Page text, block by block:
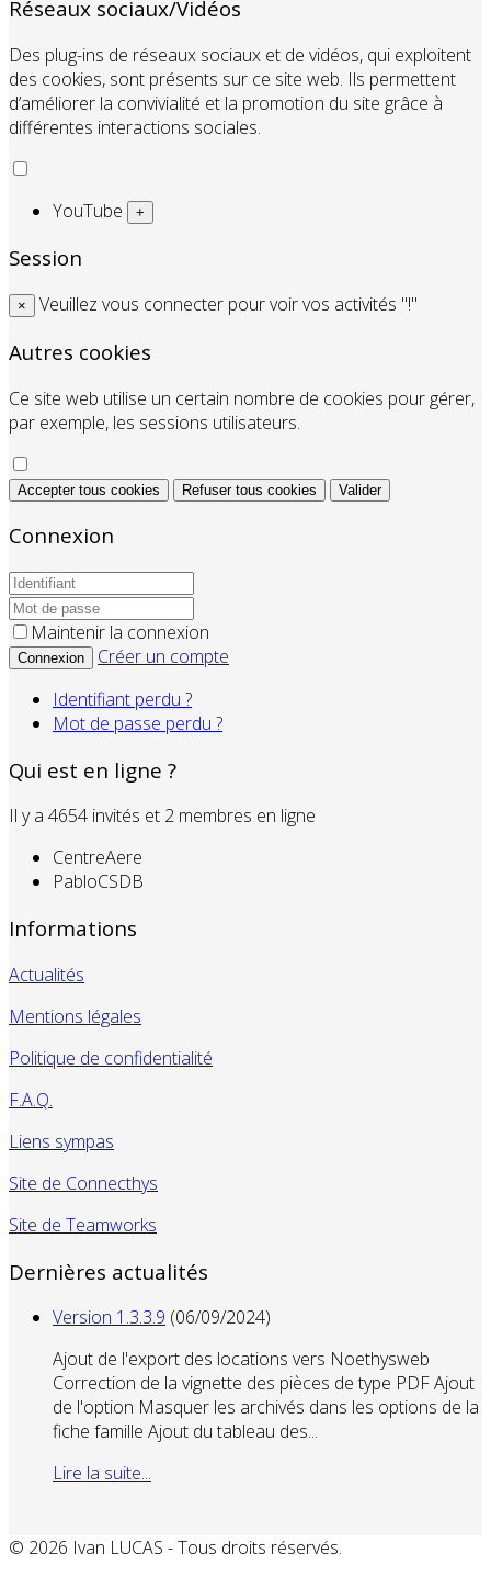
Réseaux sociaux/Vidéos
Des plug-ins de réseaux sociaux et de vidéos, qui exploitent
des cookies, sont présents sur ce site web. Ils permettent
d’améliorer la convivialité et la promotion du site grâce à
différentes interactions sociales.
YouTube +
Session
× Veuillez vous connecter pour voir vos activités "!"
Autres cookies
Ce site web utilise un certain nombre de cookies pour gérer,
par exemple, les sessions utilisateurs.
Accepter tous cookies Refuser tous cookies Valider
Connexion
Maintenir la connexion
Connexion
Créer un compte
Identifiant perdu ?
Mot de passe perdu ?
Qui est en ligne ?
Il y a 4654 invités et 2 membres en ligne
CentreAere
PabloCSDB
Informations
Actualités
Mentions légales
Politique de confidentialité
F.A.Q.
Liens sympas
Site de Connecthys
Site de Teamworks
Dernières actualités
Version 1.3.3.9 (06/09/2024)
Ajout de l'export des locations vers Noethysweb
Correction de la vignette des pièces de type PDF Ajout
de l'option Masquer les archivés dans les options de la
fiche famille Ajout du tableau des...
Lire la suite...
© 2026 Ivan LUCAS - Tous droits réservés.